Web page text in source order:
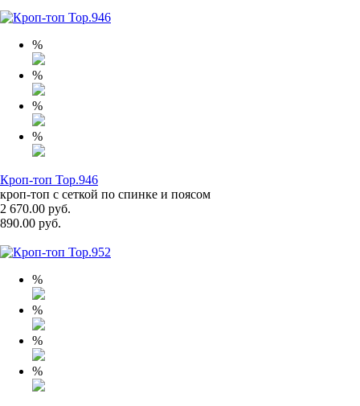
%
%
%
%
Кроп-топ Top.946
кроп-топ с сеткой по спинке и поясом
2 670.00 руб.
890.00 руб.
%
%
%
%